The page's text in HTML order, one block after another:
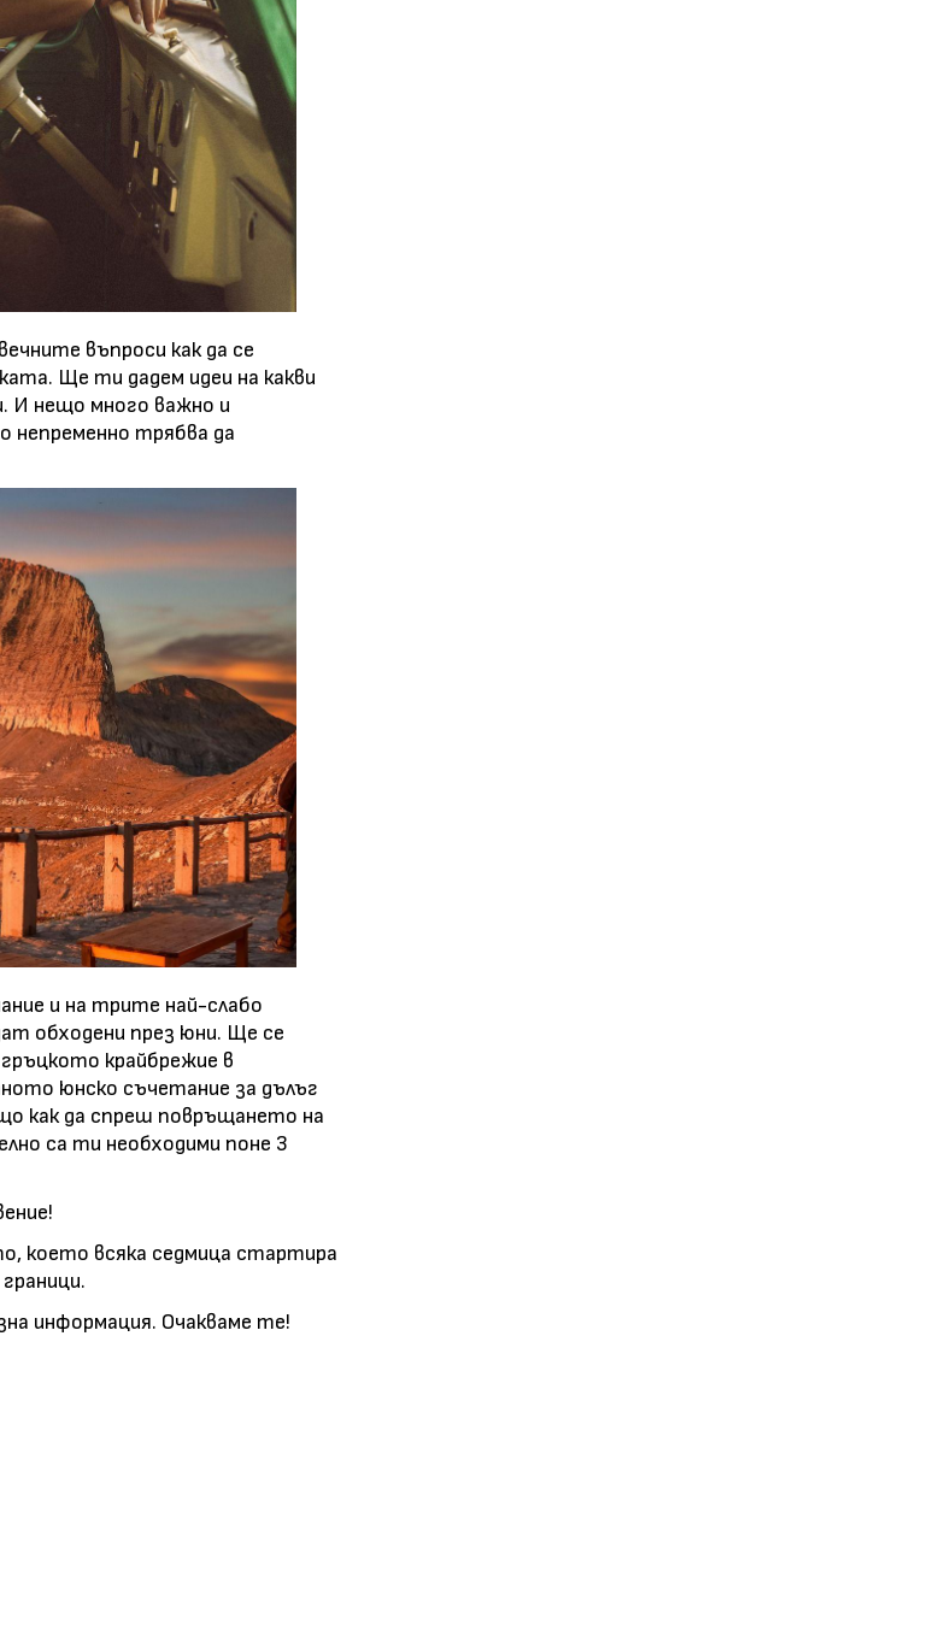
въпроси как да се
Ще ти дадем идеи на какви
И нещо много важно и
трябва да
и на трите най-слабо
обходени през юни. Ще се
крайбрежие в
юнско съчетание за дълъг
как да спреш повръщането на
са ти необходими поне 3
което всяка седмица стартира
информация. Очакваме те!